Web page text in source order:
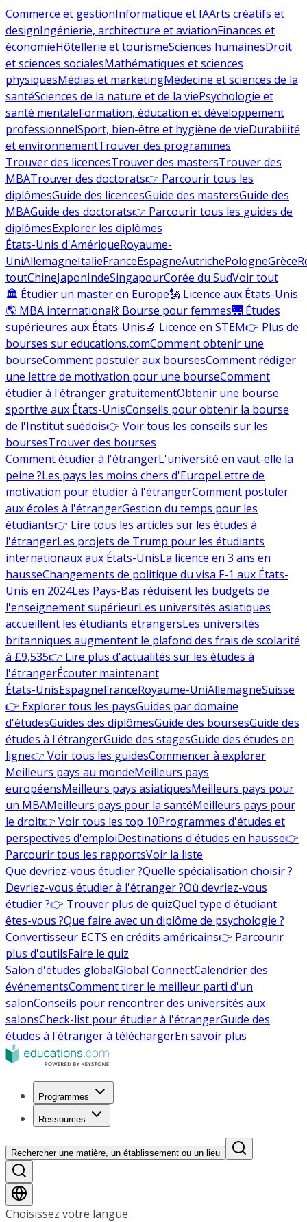
Commerce et gestionInformatique et IAArts créatifs et
designIngénierie, architecture et aviationFinances et
économieHôtellerie et tourismeSciences humainesDroit
et sciences socialesMathématiques et sciences
physiquesMédias et marketingMédecine et sciences de la
santéSciences de la nature et de la viePsychologie et
santé mentaleFormation, éducation et développement
professionnelSport, bien-être et hygiène de vieDurabilité
et environnementTrouver des programmes
Trouver des licencesTrouver des mastersTrouver des
MBATrouver des doctorats👉 Parcourir tous les
diplômesGuide des licencesGuide des mastersGuide des
MBAGuide des doctorats👉 Parcourir tous les guides de
diplômesExplorer les diplômes
États-Unis d'AmériqueRoyaume-
UniAllemagneItalieFranceEspagneAutrichePologneGrèce
toutChineJaponIndeSingapourCorée du SudVoir tout
🏛 Étudier un master en Europe🗽 Licence aux États-Unis
🌎 MBA international💃 Bourse pour femmes🌉 Études
supérieures aux États-Unis🔬 Licence en STEM👉 Plus de
bourses sur educations.comComment obtenir une
bourseComment postuler aux boursesComment rédiger
une lettre de motivation pour une bourseComment
étudier à l'étranger gratuitementObtenir une bourse
sportive aux États-UnisConseils pour obtenir la bourse
de l'Institut suédois👉 Voir tous les conseils sur les
boursesTrouver des bourses
Comment étudier à l'étrangerL'université en vaut-elle la
peine ?Les pays les moins chers d'EuropeLettre de
motivation pour étudier à l'étrangerComment postuler
aux écoles à l'étrangerGestion du temps pour les
étudiants👉 Lire tous les articles sur les études à
l'étrangerLes projets de Trump pour les étudiants
internationaux aux États-UnisLa licence en 3 ans en
hausseChangements de politique du visa F-1 aux États-
Unis en 2024Les Pays-Bas réduisent les budgets de
l'enseignement supérieurLes universités asiatiques
accueillent les étudiants étrangersLes universités
britanniques augmentent le plafond des frais de scolarité
à £9,535👉 Lire plus d'actualités sur les études à
l'étrangerÉcouter maintenant
États-UnisEspagneFranceRoyaume-UniAllemagneSuisse
👉 Explorer tous les paysGuides par domaine
d'étudesGuides des diplômesGuide des boursesGuide des
études à l'étrangerGuide des stagesGuide des études en
ligne👉 Voir tous les guidesCommencer à explorer
Meilleurs pays au mondeMeilleurs pays
européensMeilleurs pays asiatiquesMeilleurs pays pour
un MBAMeilleurs pays pour la santéMeilleurs pays pour
le droit👉 Voir tous les top 10Programmes d'études et
perspectives d'emploiDestinations d'études en hausse👉
Parcourir tous les rapportsVoir la liste
Que devriez-vous étudier ?Quelle spécialisation choisir ?
Devriez-vous étudier à l'étranger ?Où devriez-vous
étudier ?👉 Trouver plus de quizQuel type d'étudiant
êtes-vous ?Que faire avec un diplôme de psychologie ?
Convertisseur ECTS en crédits américains👉 Parcourir
plus d'outilsFaire le quiz
Salon d'études globalGlobal ConnectCalendrier des
événementsComment tirer le meilleur parti d'un
salonConseils pour rencontrer des universités aux
salonsCheck-list pour étudier à l'étrangerGuide des
études à l'étranger à téléchargerEn savoir plus
Programmes
Ressources
Rechercher une matière, un établissement ou un lieu
Choisissez votre langue